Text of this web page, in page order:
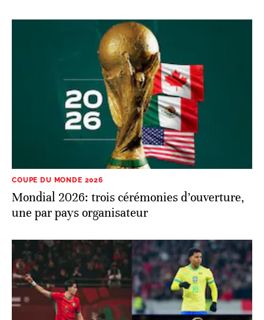
COUPE DU MONDE 2026
Mondial 2026: trois cérémonies d’ouverture,
une par pays organisateur